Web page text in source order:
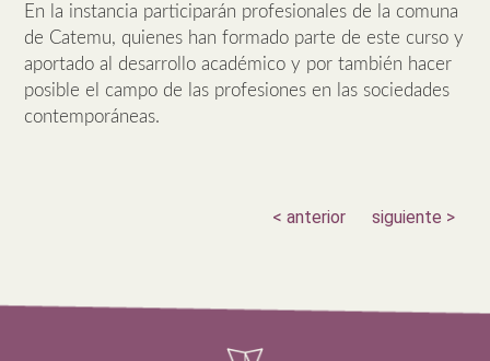
En la instancia participarán profesionales de la comuna
de Catemu, quienes han formado parte de este curso y
aportado al desarrollo académico y por también hacer
posible el campo de las profesiones en las sociedades
contemporáneas.
< anterior siguiente >